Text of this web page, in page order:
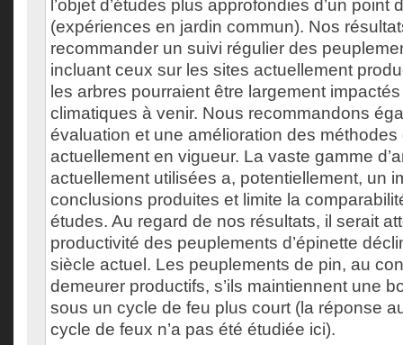
l’objet d’études plus approfondies d’un point
(expériences en jardin commun). Nos
recommander un suivi régulier des
incluant ceux sur les sites actuellement
les arbres pourraient être largement
climatiques à venir. Nous recommandons
évaluation et une amélioration des méthodes
actuellement en vigueur. La vaste gamme
actuellement utilisées a, potentiellement, un
conclusions produites et limite la
études. Au regard de nos résultats, il serait
productivité des peuplements d’épinette
siècle actuel. Les peuplements de pin, au
demeurer productifs, s’ils maintiennent une
sous un cycle de feu plus court (la réponse
cycle de feux n’a pas été étudiée ici).